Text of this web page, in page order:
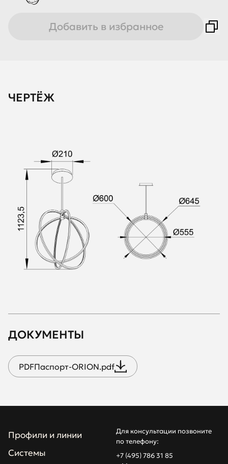
Добавить в избранное
ДОКУМЕНТЫ
PDFПаспорт-ORION.pdf
ЧЕРТЁЖ
Профили и линии
Системы
Для консультации позвоните
по телефону:
+7 (495) 786 31 85